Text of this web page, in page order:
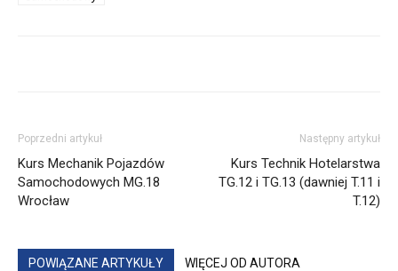
Poprzedni artykuł
Kurs Mechanik Pojazdów
Samochodowych MG.18
Wrocław
Następny artykuł
Kurs Technik Hotelarstwa
TG.12 i TG.13 (dawniej T.11 i
T.12)
POWIĄZANE ARTYKUŁY WIĘCEJ OD AUTORA